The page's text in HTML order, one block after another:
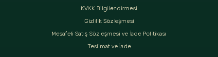
KVKK Bilgilendirmesi
Gizlilik Sözleşmesi
Mesafeli Satış Sözleşmesi ve İade Politikası
Teslimat ve İade